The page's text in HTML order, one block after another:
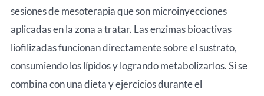
sesiones de mesoterapia que son microinyecciones
aplicadas en la zona a tratar. Las enzimas bioactivas
liofilizadas funcionan directamente sobre el sustrato,
consumiendo los lípidos y logrando metabolizarlos. Si se
combina con una dieta y ejercicios durante el